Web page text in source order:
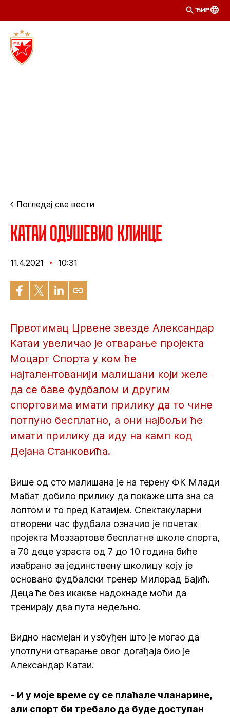
ЋИР
Погледај све вести
Катаи одушевио клинце
11.4.2021 10:31
Првотимац Црвене звезде Александар
Катаи увеличао је отварање пројекта
Моцарт Спорта у ком ће
најталентованији малишани који желе
да се баве фудбалом и другим
спортовима имати прилику да то чине
потпуно бесплатно, а они најбољи ће
имати прилику да иду на камп код
Дејана Станковића.
Више од сто малишана је на терену ФК Млади
Мабат добило прилику да покаже шта зна са
лоптом и то пред Катаијем. Спектакуларни
отворени час фудбала означио је почетак
пројекта Моззартове бесплатне школе спорта,
а 70 деце узраста од 7 до 10 година биће
изабрано за јединствену школицу коју је
основано фудбалски тренер Милорад Бајић.
Деца ће без икакве надокнаде моћи да
тренирају два пута недељно.
Видно насмејан и узбуђен што је могао да
употпуни отварање овог догађаја био је
Александар Катаи.
- И у моје време су се плаћале чланарине,
али спорт би требало да буде доступан